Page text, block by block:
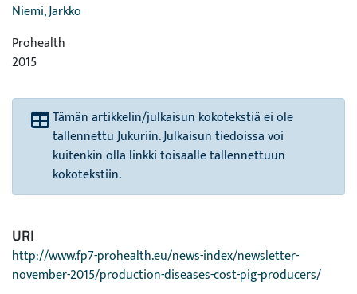
Niemi, Jarkko
Prohealth
2015
Tämän artikkelin/julkaisun kokotekstiä ei ole
tallennettu Jukuriin. Julkaisun tiedoissa voi
kuitenkin olla linkki toisaalle tallennettuun
kokotekstiin.
URI
http://www.fp7-prohealth.eu/news-index/newsletter-
november-2015/production-diseases-cost-pig-producers/